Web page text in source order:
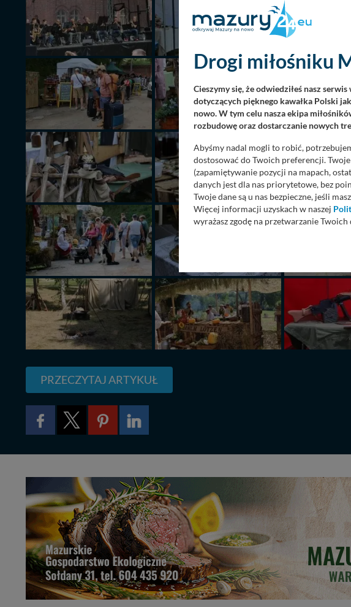
PRZECZYTAJ ARTYKUŁ
Drogi miłośniku
Cieszymy się, że odwiedziłeś nasz
dotyczących pięknego kawałka Polski
nowo. W tym celu nasza ekipa
rozbudowę oraz dostarczanie nowych
Abyśmy nadal mogli to robić,
dostosować do Twoich preferencji.
(zapamiętywanie pozycji na mapach,
danych jest dla nas priorytetowe, bez
Twoje dane są u nas bezpieczne, jeśli
Więcej informacji uzyskach w naszej
wyrażasz zgodę na przetwarzanie Twoich
Wyjątkiem jest sytuacja, gdy
zasadach i funkcjonalności serwisu w
Administratorem Twoich danych jest:
11-500 Giżycko. Możesz z nami
W każdej chwili możesz: zażądać
przetwarzania. Pamiętaj jednak, że nie